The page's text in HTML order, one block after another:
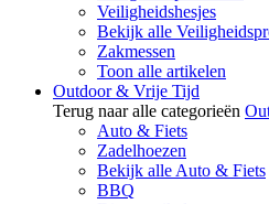
Veiligheidshesjes
Bekijk alle
Zakmessen
Toon alle artikelen
Outdoor & Vrije Tijd
Terug naar alle categorieën
Auto & Fiets
Zadelhoezen
Bekijk alle Auto & Fiets
BBQ